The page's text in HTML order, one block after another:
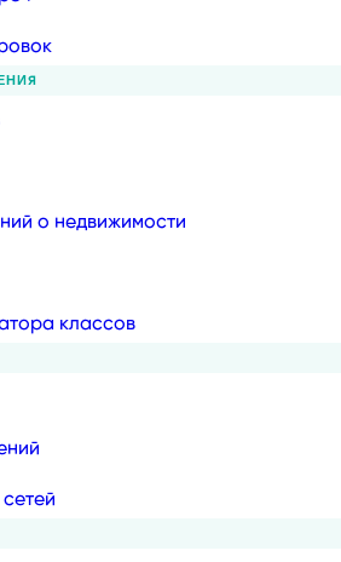
о недвижимости
классов